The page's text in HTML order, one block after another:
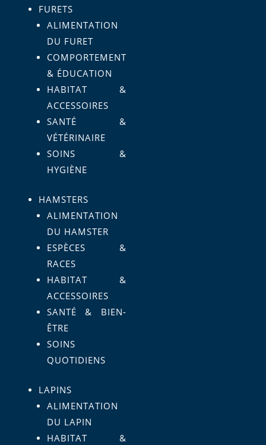
FURETS
ALIMENTATION
DU FURET
COMPORTEMENT
& ÉDUCATION
HABITAT &
ACCESSOIRES
SANTÉ &
VÉTÉRINAIRE
SOINS &
HYGIÈNE
HAMSTERS
ALIMENTATION
DU HAMSTER
ESPÈCES &
RACES
HABITAT &
ACCESSOIRES
SANTÉ & BIEN-
ÊTRE
SOINS
QUOTIDIENS
LAPINS
ALIMENTATION
DU LAPIN
HABITAT &